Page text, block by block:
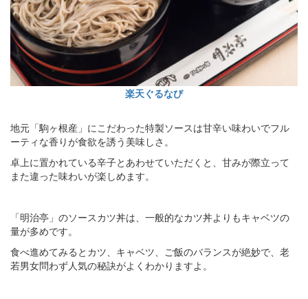
楽天ぐるなび
地元「駒ヶ根産」にこだわった特製ソースは甘辛い味わいでフル
ーティな香りが食欲を誘う美味しさ。
卓上に置かれている辛子とあわせていただくと、甘みが際立って
また違った味わいが楽しめます。
「明治亭」のソースカツ丼は、一般的なカツ丼よりもキャベツの
量が多めです。
食べ進めてみるとカツ、キャベツ、ご飯のバランスが絶妙で、老
若男女問わず人気の秘訣がよくわかりますよ。